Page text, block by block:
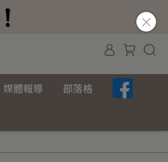
媒體報導 部落格